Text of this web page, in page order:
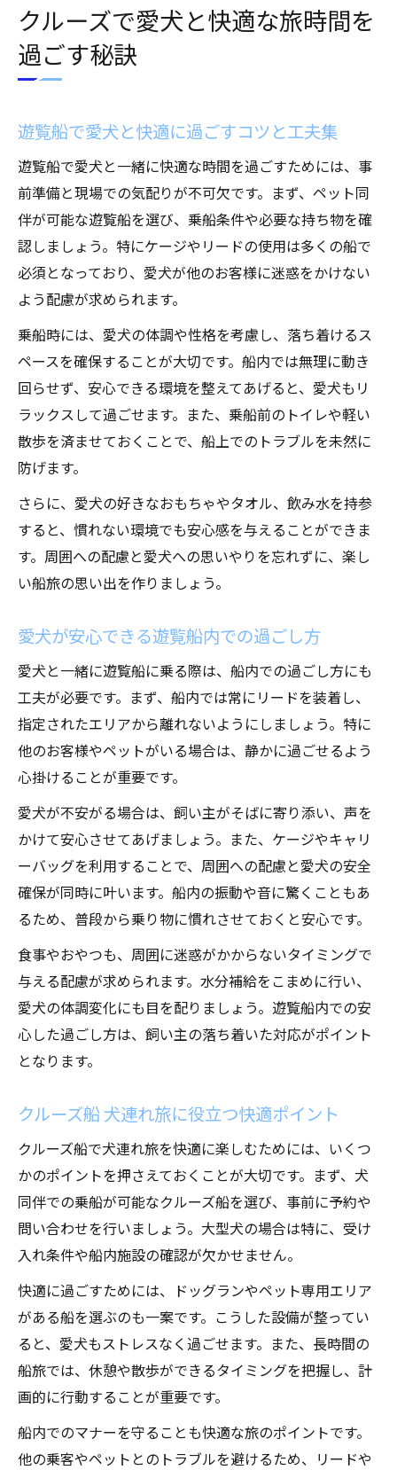
クルーズで愛犬と快適な旅時間を
過ごす秘訣
遊覧船で愛犬と快適に過ごすコツと工夫集
遊覧船で愛犬と一緒に快適な時間を過ごすためには、事
前準備と現場での気配りが不可欠です。まず、ペット同
伴が可能な遊覧船を選び、乗船条件や必要な持ち物を確
認しましょう。特にケージやリードの使用は多くの船で
必須となっており、愛犬が他のお客様に迷惑をかけない
よう配慮が求められます。
乗船時には、愛犬の体調や性格を考慮し、落ち着けるス
ペースを確保することが大切です。船内では無理に動き
回らせず、安心できる環境を整えてあげると、愛犬もリ
ラックスして過ごせます。また、乗船前のトイレや軽い
散歩を済ませておくことで、船上でのトラブルを未然に
防げます。
さらに、愛犬の好きなおもちゃやタオル、飲み水を持参
すると、慣れない環境でも安心感を与えることができま
す。周囲への配慮と愛犬への思いやりを忘れずに、楽し
い船旅の思い出を作りましょう。
愛犬が安心できる遊覧船内での過ごし方
愛犬と一緒に遊覧船に乗る際は、船内での過ごし方にも
工夫が必要です。まず、船内では常にリードを装着し、
指定されたエリアから離れないようにしましょう。特に
他のお客様やペットがいる場合は、静かに過ごせるよう
心掛けることが重要です。
愛犬が不安がる場合は、飼い主がそばに寄り添い、声を
かけて安心させてあげましょう。また、ケージやキャリ
ーバッグを利用することで、周囲への配慮と愛犬の安全
確保が同時に叶います。船内の振動や音に驚くこともあ
るため、普段から乗り物に慣れさせておくと安心です。
食事やおやつも、周囲に迷惑がかからないタイミングで
与える配慮が求められます。水分補給をこまめに行い、
愛犬の体調変化にも目を配りましょう。遊覧船内での安
心した過ごし方は、飼い主の落ち着いた対応がポイント
となります。
クルーズ船 犬連れ旅に役立つ快適ポイント
クルーズ船で犬連れ旅を快適に楽しむためには、いくつ
かのポイントを押さえておくことが大切です。まず、犬
同伴での乗船が可能なクルーズ船を選び、事前に予約や
問い合わせを行いましょう。大型犬の場合は特に、受け
入れ条件や船内施設の確認が欠かせません。
快適に過ごすためには、ドッグランやペット専用エリア
がある船を選ぶのも一案です。こうした設備が整ってい
ると、愛犬もストレスなく過ごせます。また、長時間の
船旅では、休憩や散歩ができるタイミングを把握し、計
画的に行動することが重要です。
船内でのマナーを守ることも快適な旅のポイントです。
他の乗客やペットとのトラブルを避けるため、リードや